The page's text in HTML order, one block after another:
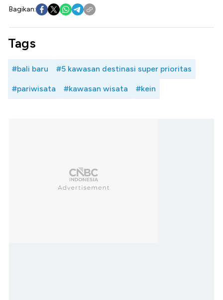
Bagikan:
Tags
#bali baru #5 kawasan destinasi super prioritas
#pariwisata #kawasan wisata #kein